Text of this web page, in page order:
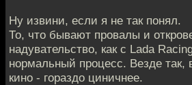
Ну извини, если я не так понял.
То, что бывают провалы и
надувательство, как с Lada
нормальный процесс. Везде
кино - гораздо циничнее.